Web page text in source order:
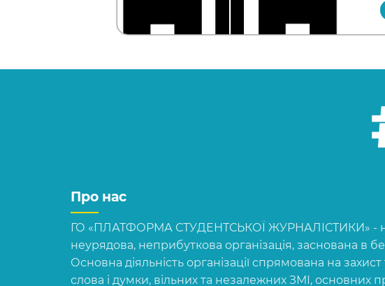
Про нас
ГО «ПЛАТФОРМА СТУДЕНТСЬКОЇ ЖУРНАЛІСТИКИ» -
неурядова, неприбуткова організація, заснована в
Основна діяльність організації спрямована на
слова і думки, вільних та незалежних ЗМІ, основних